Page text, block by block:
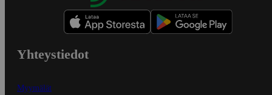
Yhteystiedot
Myymälät